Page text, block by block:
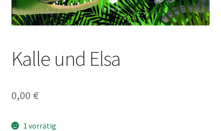
Kalle und Elsa
0,00 €
1 vorrätig